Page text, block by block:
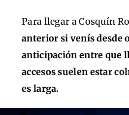
Para llegar a Cosquín
anterior si venís desde
anticipación entre que
accesos suelen estar
es larga.